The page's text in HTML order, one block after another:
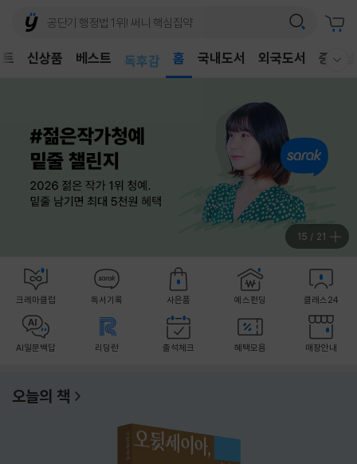
신상품 베스트
독후감
홈 국내도서 외국도서 중고샵
16 / 21
크레마클럽 독서기록 사은품 예스펀딩 클래스24
AI일문백답 리딩런 출석체크 혜택모음 매장안내
오늘의 책